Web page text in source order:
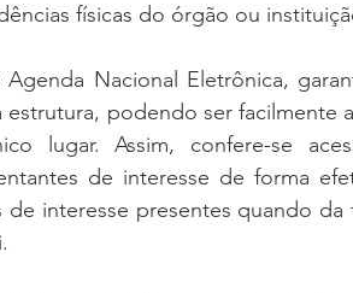
físicas do órgão ou
Agenda Nacional Eletrônica,
estrutura, podendo ser
lugar. Assim, confere-se
de interesse de forma
de interesse presentes quando